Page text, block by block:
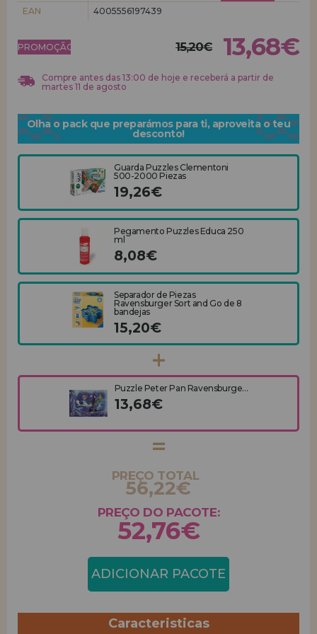
EAN
4005556197439
PROMOÇÃO! 15,20€ 13,68€
Compre antes das 13:00 de hoje e receberá a partir de
martes 11 de agosto
Olha o pack que preparámos para ti, aproveita o teu
desconto!
Guarda Puzzles Clementoni
500-2000 Piezas
19,26€
Pegamento Puzzles Educa 250
ml
8,08€
Separador de Piezas
Ravensburger Sort and Go de 8
bandejas
15,20€
Puzzle Peter Pan Ravensburge...
13,68€
PREÇO TOTAL
56,22€
PREÇO DO PACOTE:
52,76€
ADICIONAR PACOTE
Caracteristicas